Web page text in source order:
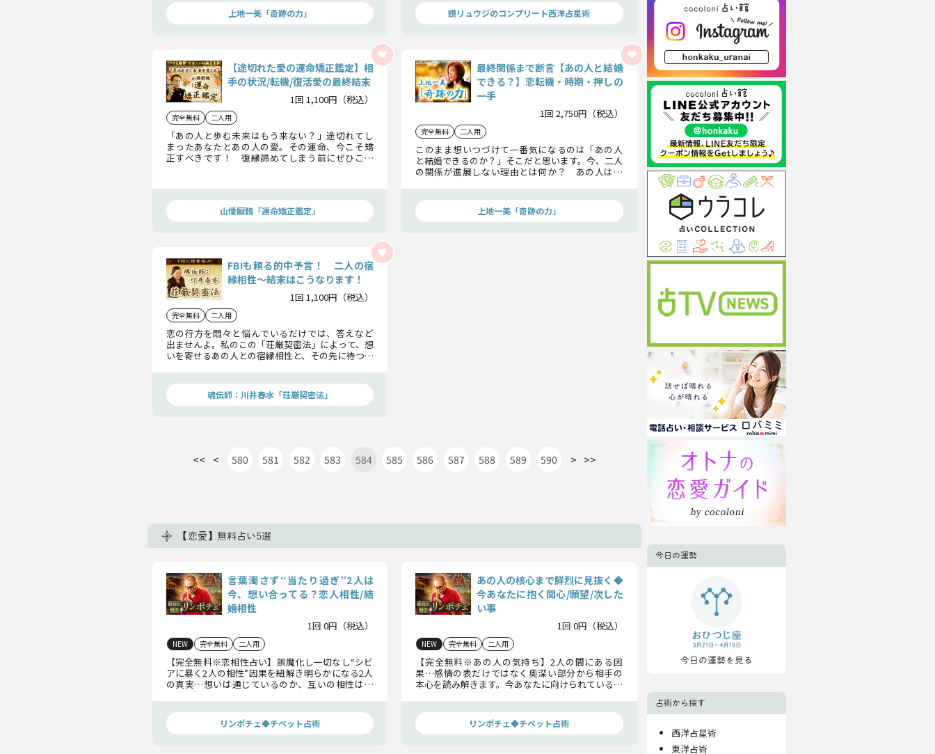
悟を持って受け止めて下さい。
上地一美「奇跡の力」
てを鏡リュウジがお話しします。
鏡リュウジのコンプリート西洋占星術
【途切れた愛の運命矯正鑑定】相
手の状況/転機/復活愛の最終結末
1回 1,100円（税込）
完全無料 二人用
「あの人と歩む未来はもう来ない？」途切れてし
まったあなたとあの人の愛。その運命、今こそ矯
正すべきです！ 復縁諦めてしまう前にぜひこの
山倭厭魏「運命矯正鑑定」
最終関係まで断言【あの人と結婚
できる？】恋転機・時期・押しの
一手
1回 2,750円（税込）
完全無料 二人用
このまま想いつづけて一番気になるのは「あの人
と結婚できるのか？」そこだと思います。今、二人
の関係が進展しない理由とは何か？ あの人はあ
二人の最終関係まで断言します！
上地一美「奇跡の力」
FBIも頼る的中予言！ 二人の宿
縁相性〜結末はこうなります！
1回 1,100円（税込）
完全無料 二人用
恋の行方を悶々と悩んでいるだけでは、答えなど
出ませんよ。私のこの「荘厳契密法」によって、想
いを寄せるあの人との宿縁相性と、その先に待つこ
魂伝師：川井春水「荘厳契密法」
<< < 580 581 582 583 584 585 586 587 588 589 590 > >>
【恋愛】無料占い5選
言葉濁さず“当たり過ぎ”2人は
今、想い合ってる？恋人相性/結
婚相性
1回 0円（税込）
NEW 完全無料 二人用
【完全無料※恋相性占い】誤魔化し一切なし“シビ
アに暴く2人の相性”因果を紐解き明らかになる2人
の真実…想いは通じているのか、互いの相性はど
リンポチェ◆チベット占術
あの人の核心まで鮮烈に見抜く◆
今あなたに抱く関心/願望/次した
い事
1回 0円（税込）
NEW 完全無料 二人用
【完全無料※あの人の気持ち】2人の間にある因
果…感情の表だけではなく奥深い部分から相手の
本心を読み解きます。今あなたに向けられている関
リンポチェ◆チベット占術
今日の運勢
今日の運勢を見る
占術から探す
西洋占星術
東洋占術